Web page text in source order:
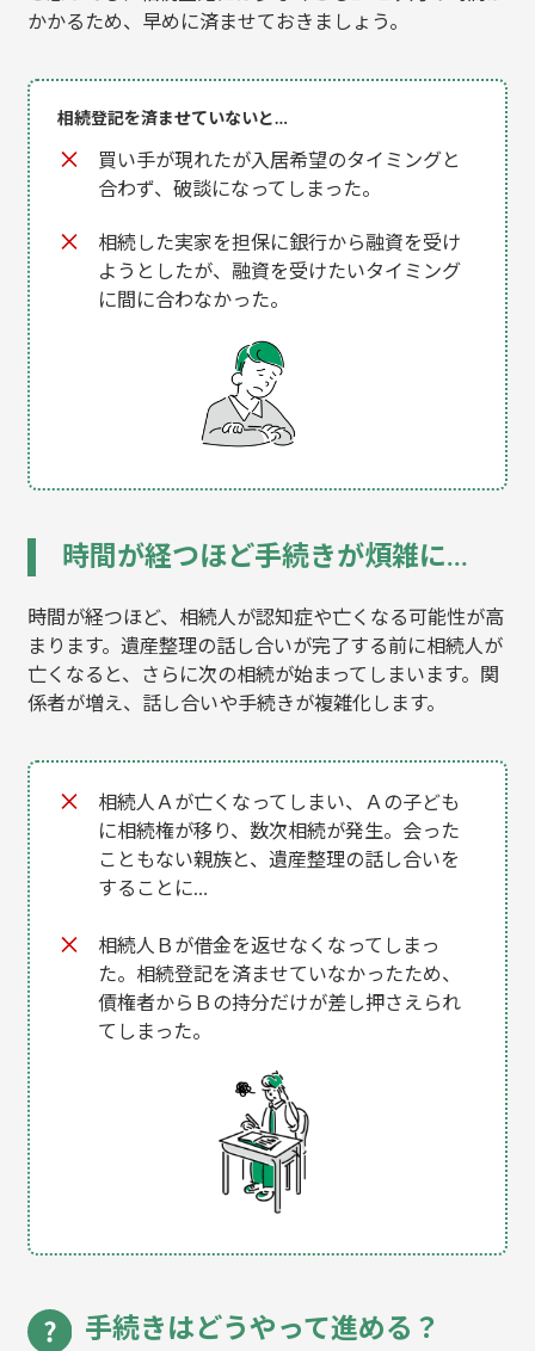
かかるため、早めに済ませておきましょう。
相続登記を済ませていないと…
買い手が現れたが入居希望のタイミングと
合わず、破談になってしまった。
相続した実家を担保に銀行から融資を受け
ようとしたが、融資を受けたいタイミング
に間に合わなかった。
時間が経つほど手続きが煩雑に…
時間が経つほど、相続人が認知症や亡くなる可能性が高
まります。遺産整理の話し合いが完了する前に相続人が
亡くなると、さらに次の相続が始まってしまいます。関
係者が増え、話し合いや手続きが複雑化します。
相続人Ａが亡くなってしまい、Ａの子ども
に相続権が移り、数次相続が発生。 会った
こともない親族と、遺産整理の話し合いを
することに…
相続人Ｂが借金を返せなくなってしまっ
た。相続登記を済ませていなかったため、
債権者からＢの持分だけが差し押さえられ
てしまった。
手続きはどうやって進める？